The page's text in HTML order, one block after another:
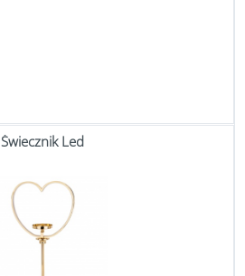
Świecznik Led